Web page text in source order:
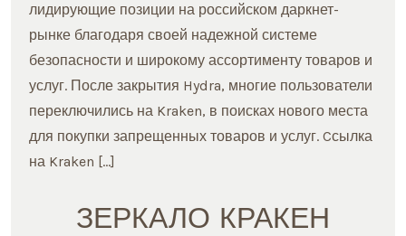
лидирующие позиции на российском даркнет-
рынке благодаря своей надежной системе
безопасности и широкому ассортименту товаров и
услуг. После закрытия Hydra, многие пользователи
переключились на Kraken, в поисках нового места
для покупки запрещенных товаров и услуг. Cсылка
на Kraken […]
ЗЕРКАЛО КРАКЕН